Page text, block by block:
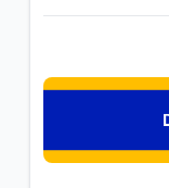
Cómo reiniciar
¿Cómo